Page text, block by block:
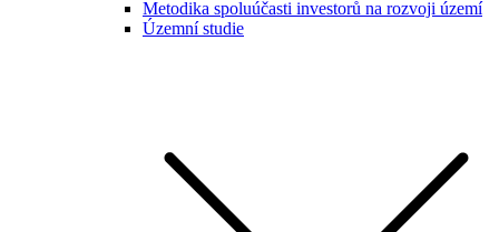
Metodika spoluúčasti investorů na rozvoji území
Územní studie